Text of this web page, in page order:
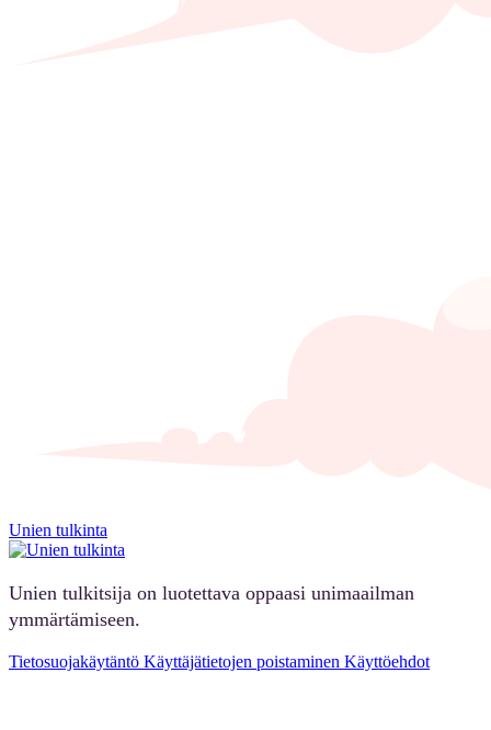
Unien tulkinta
Unien tulkitsija on luotettava oppaasi unimaailman
ymmärtämiseen.
Tietosuojakäytäntö Käyttäjätietojen poistaminen Käyttöehdot